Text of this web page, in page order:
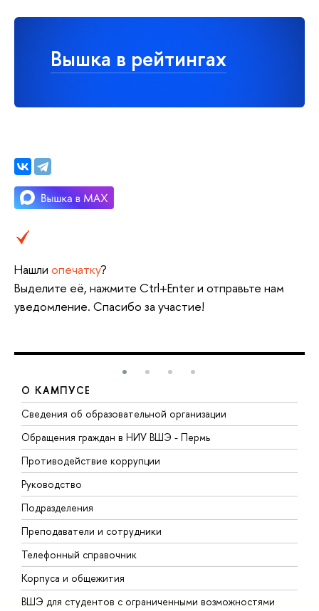
Вышка в рейтингах
Нашли опечатку?
Выделите её, нажмите Ctrl+Enter и отправьте нам
уведомление. Спасибо за участие!
О КАМПУСЕ
Сведения об образовательной организации
Обращения граждан в НИУ ВШЭ - Пермь
Противодействие коррупции
Руководство
Подразделения
Преподаватели и сотрудники
Телефонный справочник
Корпуса и общежития
ВШЭ для студентов с ограниченными возможностями